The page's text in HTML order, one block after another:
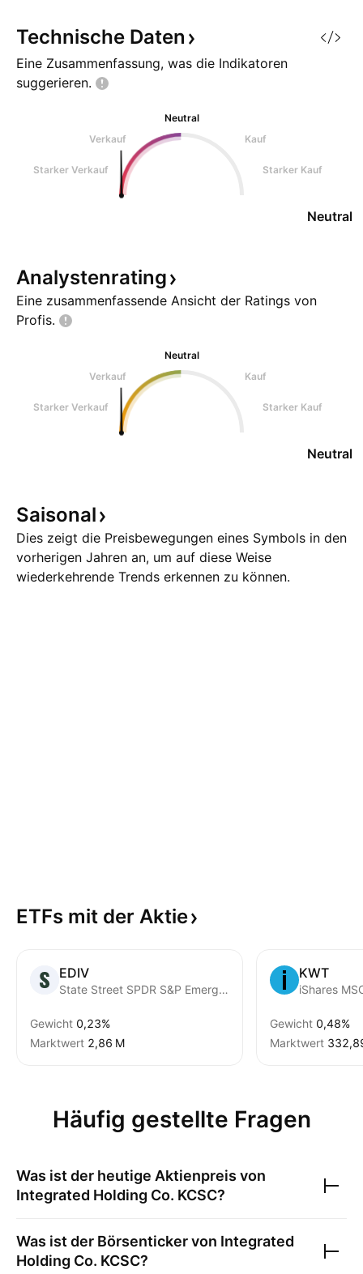
Technische Daten
Eine Zusammenfassung, was die Indikatoren
suggerieren.
Neutral
Verkauf
Kauf
Starker Verkauf Starker Kauf
Neutral
Analystenrating
Eine zusammenfassende Ansicht der Ratings von
Profis.
Neutral
Verkauf
Kauf
Starker Verkauf Starker Kauf
Neutral
Saisonal
Dies zeigt die Preisbewegungen eines Symbols in den
vorherigen Jahren an, um auf diese Weise
wiederkehrende Trends erkennen zu können.
ETFs mit der Aktie
EDIV
State Street SPDR S&P Emerging Markets Dividend ETF
Gewicht 0,23%
Marktwert ‪2,86 M‬
KWT
iShares
Gewicht 0,48%
Marktwert
Häufig gestellte Fragen
Was ist der heutige Aktienpreis von
Integrated Holding Co. KCSC?
Was ist der Börsenticker von Integrated
Holding Co. KCSC?